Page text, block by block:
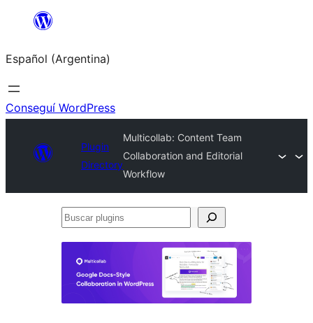
Saltar
contenido
Español (Argentina)
Conseguí WordPress
Plugin
Directory
Multicollab: Content Team
Collaboration and Editorial
Workflow
Buscar